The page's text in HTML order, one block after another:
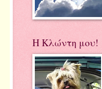
Η Κλώντη μου!